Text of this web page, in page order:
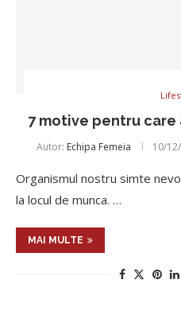
7 motive pentru
Autor: Echipa Femeia 10/
Organismul nostru simte
la locul de munca. …
MAI MULTE